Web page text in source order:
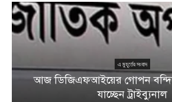
এ মুহূর্তের সংবাদ
আজ ডিজিএফআইয়ের গোপন
যাচ্ছেন ট্রাইব্যুনাল